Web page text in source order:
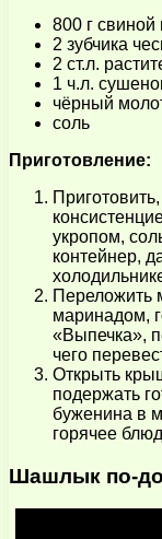
800 г
2 зубчика
2 ст.л.
1 ч.л.
чёрный
соль
Приготовление:
укропом,
контейнер,
Переложить
маринадом,
«Выпечка»,
чего
Открыть
подержать
буженина в
горячее
Шашлык по-